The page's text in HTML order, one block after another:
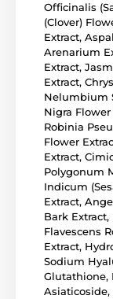
Officinalis
(Clover)
Extract,
Arenarium
Extract,
Extract,
Nelumbium
Nigra
Robinia
Flower
Extract,
Polygonum
Indicum
Extract,
Bark Extract,
Flavescens
Extract,
Sodium
Glutathione,
Asiaticoside,